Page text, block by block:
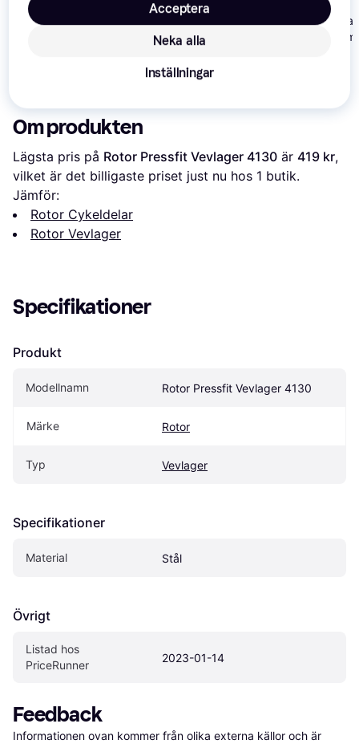
Shimano Krankboks
BB-MT501 Hollowtech
159 kr
Shimano
R9100 Bottom
Om produkten
Lägsta pris på Rotor Pressfit Vevlager 4130 är 419 kr,
vilket är det billigaste priset just nu hos 1 butik.
Jämför:
Rotor Cykeldelar
Rotor Vevlager
Specifikationer
Produkt
Modellnamn Rotor Pressfit Vevlager 4130
Märke Rotor
Typ Vevlager
Specifikationer
Material Stål
Övrigt
Listad hos
PriceRunner
2023-01-14
Feedback
Informationen ovan kommer från olika externa källor och är
Neka alla
Acceptera
Inställningar